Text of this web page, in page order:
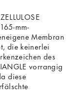
mm-
Membran
die keinerlei
des
vorrangig
diese